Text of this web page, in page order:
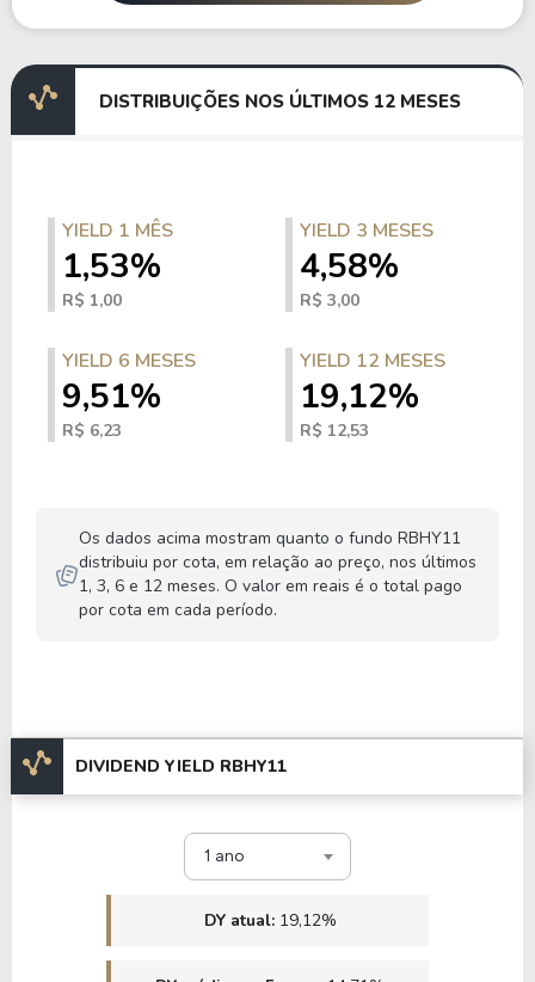
DISTRIBUIÇÕES NOS ÚLTIMOS 12 MESES
YIELD 1 MÊS
1,53%
R$ 1,00
YIELD 3 MESES
4,58%
R$ 3,00
YIELD 6 MESES
9,51%
R$ 6,23
YIELD 12 MESES
19,12%
R$ 12,53
Os dados acima mostram quanto o fundo RBHY11
distribuiu por cota, em relação ao preço, nos últimos
1, 3, 6 e 12 meses. O valor em reais é o total pago
por cota em cada período.
DIVIDEND YIELD RBHY11
1 ano
DY atual: 19,12%